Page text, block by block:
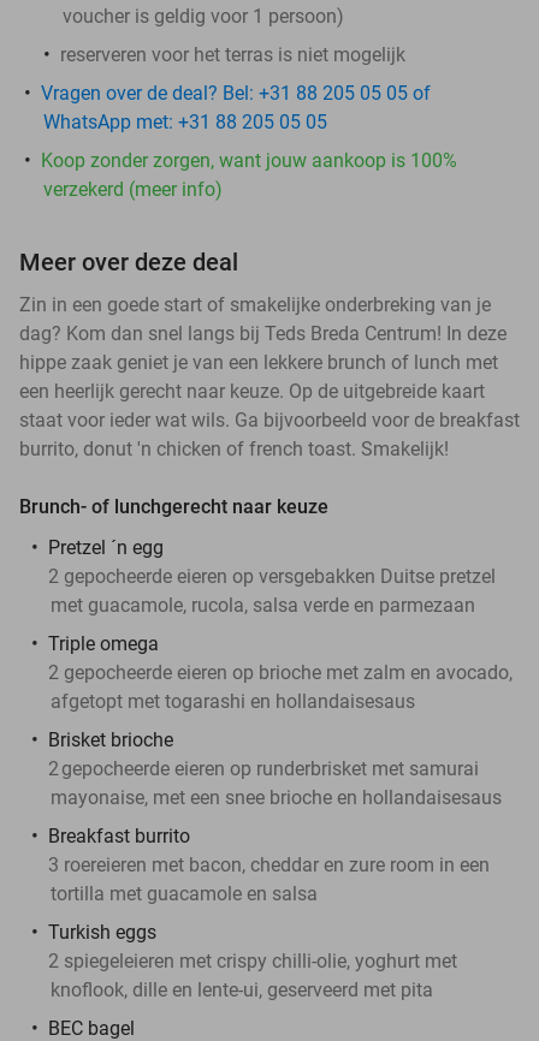
voucher is geldig voor 1 persoon)
reserveren voor het terras is niet mogelijk
Vragen over de deal? Bel: +31 88 205 05 05 of
WhatsApp met: +31 88 205 05 05
Koop zonder zorgen, want jouw aankoop is 100%
verzekerd (meer info)
Meer over deze deal
Zin in een goede start of smakelijke onderbreking van je
dag? Kom dan snel langs bij Teds Breda Centrum! In deze
hippe zaak geniet je van een lekkere brunch of lunch met
een heerlijk gerecht naar keuze. Op de uitgebreide kaart
staat voor ieder wat wils. Ga bijvoorbeeld voor de breakfast
burrito, donut 'n chicken of french toast. Smakelijk!
Brunch- of lunchgerecht naar keuze
Pretzel ´n egg
2 gepocheerde eieren op versgebakken Duitse pretzel
met guacamole, rucola, salsa verde en parmezaan
Triple omega
2 gepocheerde eieren op brioche met zalm en avocado,
afgetopt met togarashi en hollandaisesaus
Brisket brioche
2gepocheerde eieren op runderbrisket met samurai
mayonaise, met een snee brioche en hollandaisesaus
Breakfast burrito
3 roereieren met bacon, cheddar en zure room in een
tortilla met guacamole en salsa
Turkish eggs
2 spiegeleieren met crispy chilli-olie, yoghurt met
knoflook, dille en lente-ui, geserveerd met pita
BEC bagel